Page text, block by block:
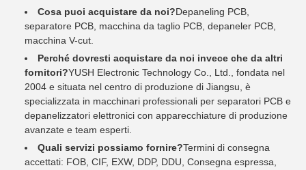
Cosa puoi acquistare da noi?Depaneling PCB,
separatore PCB, macchina da taglio PCB, depaneler PCB,
macchina V-cut.
Perché dovresti acquistare da noi invece che da altri
fornitori?YUSH Electronic Technology Co., Ltd., fondata nel
2004 e situata nel centro di produzione di Jiangsu, è
specializzata in macchinari professionali per separatori PCB e
depanelizzatori elettronici con apparecchiature di produzione
avanzate e team esperti.
Quali servizi possiamo fornire?Termini di consegna
accettati: FOB, CIF, EXW, DDP, DDU, Consegna espressa,